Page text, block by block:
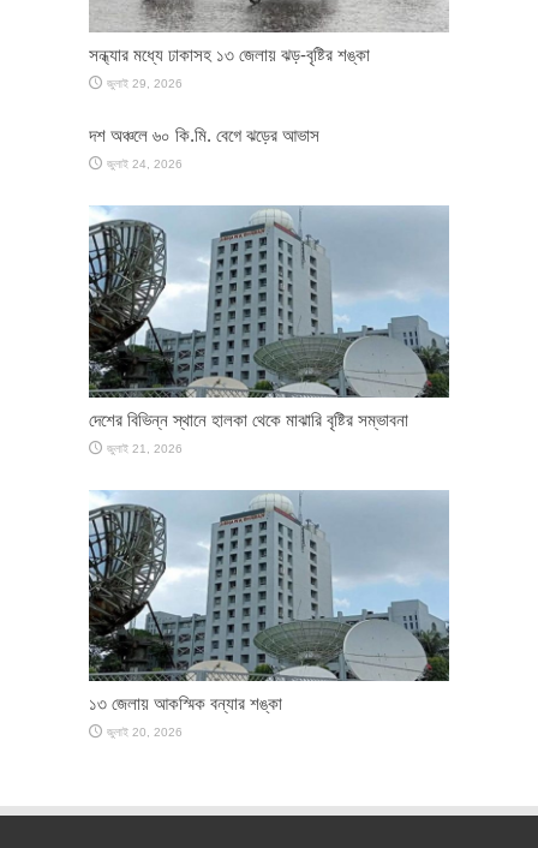
সন্ধ্যার মধ্যে ঢাকাসহ ১৩ জেলায় ঝড়-বৃষ্টির শঙ্কা
জুলাই 29, 2026
দশ অঞ্চলে ৬০ কি.মি. বেগে ঝড়ের আভাস
জুলাই 24, 2026
দেশের বিভিন্ন স্থানে হালকা থেকে মাঝারি বৃষ্টির সম্ভাবনা
জুলাই 21, 2026
১৩ জেলায় আকস্মিক বন্যার শঙ্কা
জুলাই 20, 2026